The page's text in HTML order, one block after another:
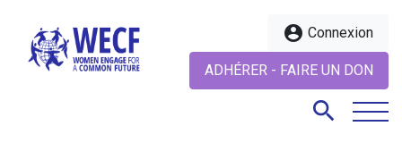
account_circle Connexion
ADHÉRER - FAIRE UN DON
search